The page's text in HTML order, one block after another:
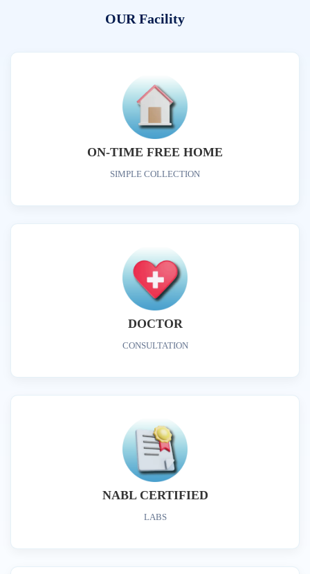
OUR Facility
ON-TIME FREE HOME
SIMPLE COLLECTION
DOCTOR
CONSULTATION
NABL CERTIFIED
LABS